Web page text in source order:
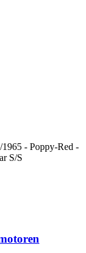
- Poppy-Red -
S/S